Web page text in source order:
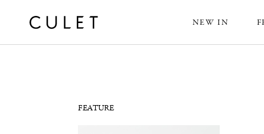
NEW IN
News
FEATURE